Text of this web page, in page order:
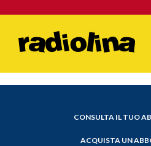
CONSULTA IL TUO
ACQUISTA UN